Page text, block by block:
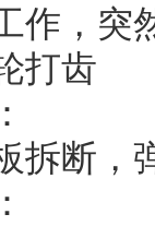
作，突
打齿
拆断，